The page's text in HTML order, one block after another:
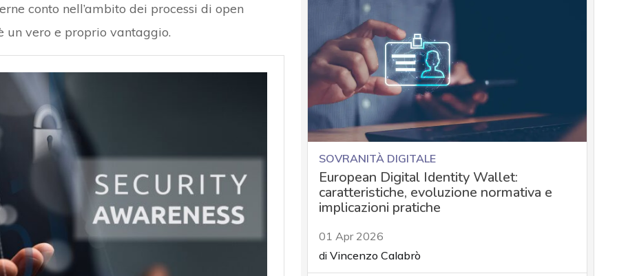
conto nell’ambito dei processi di open
vero e proprio vantaggio.
SOVRANITÀ DIGITALE
European Digital Identity Wallet:
caratteristiche, evoluzione normativa e
implicazioni pratiche
01 Apr 2026
di Vincenzo Calabrò